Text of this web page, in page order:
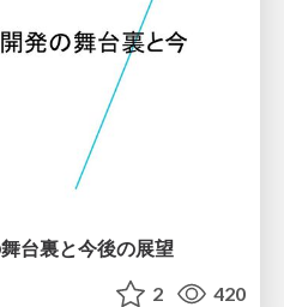
台裏と今後の展望
2 420